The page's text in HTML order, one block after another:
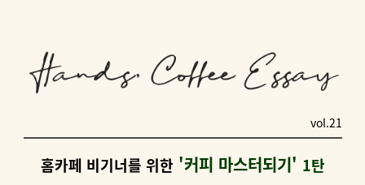
vol.21
홈카페 비기너를 위한 '커피 마스터되기' 1탄